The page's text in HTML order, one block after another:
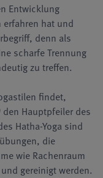
Entwicklung
hat und
denn als
scharfe Trennung
zu treffen.
findet,
den Hauptpfeiler des
Hatha-Yoga sind
die
wie Rachenraum
gereinigt werden.